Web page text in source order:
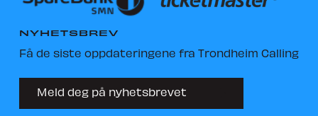
NYHETSBREV
Få de siste oppdateringene fra Trondheim Calling
Meld deg på nyhetsbrevet